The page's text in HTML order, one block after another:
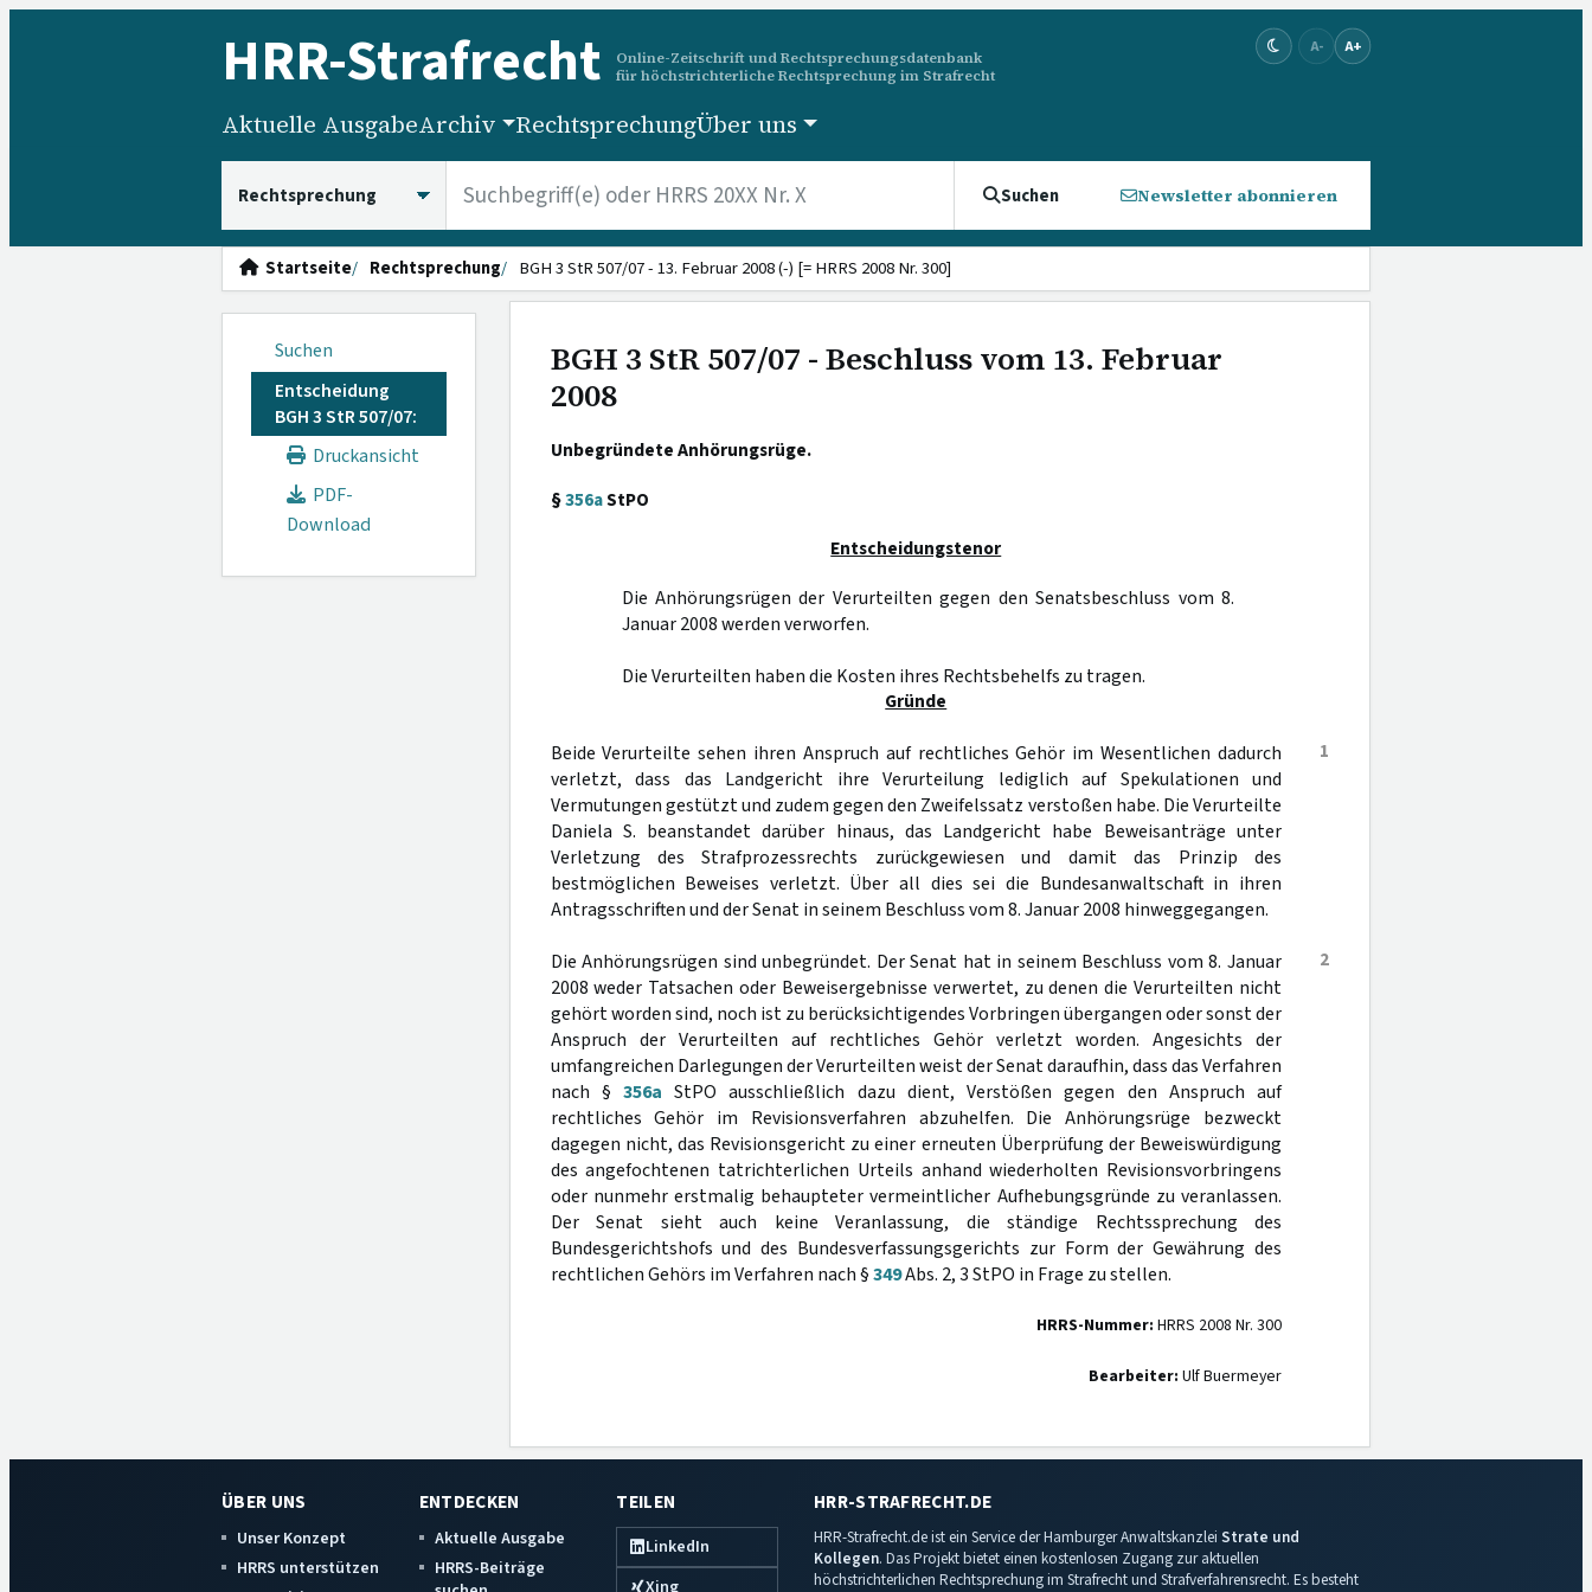
HRR-Strafrecht
Online-Zeitschrift und Rechtsprechungsdatenbank
für höchstrichterliche Rechtsprechung im Strafrecht
A- A+
Aktuelle AusgabeArchiv RechtsprechungÜber uns
Suchen Newsletter abonnieren
Startseite Rechtsprechung BGH 3 StR 507/07 - 13. Februar 2008 (-) [= HRRS 2008 Nr. 300]
Suchen
Entscheidung
BGH 3 StR 507/07:
Druckansicht
PDF-
Download
BGH 3 StR 507/07 - Beschluss vom 13. Februar
2008
Unbegründete Anhörungsrüge.
§356aStPO
Entscheidungstenor
Die Anhörungsrügen der Verurteilten gegen den Senatsbeschluss vom 8.
Januar 2008 werden verworfen.
Die Verurteilten haben die Kosten ihres Rechtsbehelfs zu tragen.
Gründe
1
Beide Verurteilte sehen ihren Anspruch auf rechtliches Gehör im Wesentlichen dadurch
verletzt, dass das Landgericht ihre Verurteilung lediglich auf Spekulationen und
Vermutungen gestützt und zudem gegen den Zweifelssatz verstoßen habe. Die Verurteilte
Daniela S. beanstandet darüber hinaus, das Landgericht habe Beweisanträge unter
Verletzung des Strafprozessrechts zurückgewiesen und damit das Prinzip des
bestmöglichen Beweises verletzt. Über all dies sei die Bundesanwaltschaft in ihren
Antragsschriften und der Senat in seinem Beschluss vom 8. Januar 2008 hinweggegangen.
2
Die Anhörungsrügen sind unbegründet. Der Senat hat in seinem Beschluss vom 8. Januar
2008 weder Tatsachen oder Beweisergebnisse verwertet, zu denen die Verurteilten nicht
gehört worden sind, noch ist zu berücksichtigendes Vorbringen übergangen oder sonst der
Anspruch der Verurteilten auf rechtliches Gehör verletzt worden. Angesichts der
umfangreichen Darlegungen der Verurteilten weist der Senat daraufhin, dass das Verfahren
nach § 356a StPO ausschließlich dazu dient, Verstößen gegen den Anspruch auf
rechtliches Gehör im Revisionsverfahren abzuhelfen. Die Anhörungsrüge bezweckt
dagegen nicht, das Revisionsgericht zu einer erneuten Überprüfung der Beweiswürdigung
des angefochtenen tatrichterlichen Urteils anhand wiederholten Revisionsvorbringens
oder nunmehr erstmalig behaupteter vermeintlicher Aufhebungsgründe zu veranlassen.
Der Senat sieht auch keine Veranlassung, die ständige Rechtssprechung des
Bundesgerichtshofs und des Bundesverfassungsgerichts zur Form der Gewährung des
rechtlichen Gehörs im Verfahren nach §349Abs. 2, 3 StPO in Frage zu stellen.
HRRS-Nummer: HRRS 2008 Nr. 300
Bearbeiter: Ulf Buermeyer
ÜBER UNS
Unser Konzept
HRRS unterstützen
ENTDECKEN
Aktuelle Ausgabe
HRRS-Beiträge
TEILEN
LinkedIn
Xing
HRR-STRAFRECHT.DE
HRR-Strafrecht.de ist ein Service der Hamburger Anwaltskanzlei Strate und
Kollegen. Das Projekt bietet einen kostenlosen Zugang zur aktuellen
höchstrichterlichen Rechtsprechung im Strafrecht und Strafverfahrensrecht. Es besteht